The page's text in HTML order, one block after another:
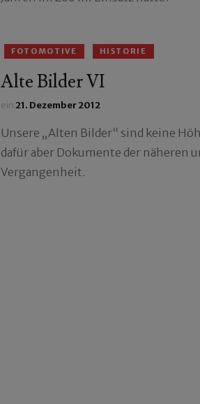
FOTOMOTIVE HISTORIE
Alte Bilder VI
ein21. Dezember 2012
Unsere „Alten Bilder“ sind keine
dafür aber Dokumente der näheren
Vergangenheit.